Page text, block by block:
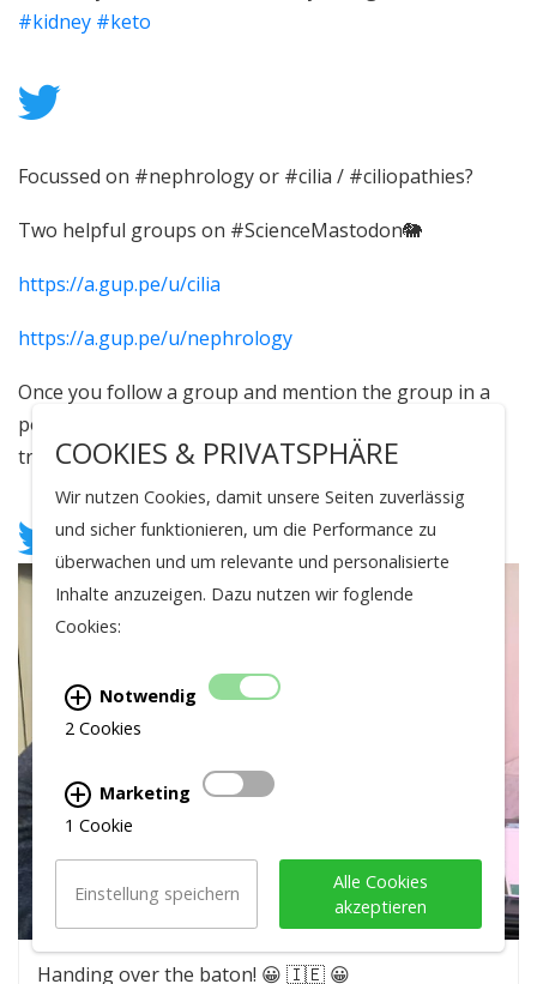
#kidney #keto
Focussed on #nephrology or #cilia / #ciliopathies?
Two helpful groups on #ScienceMastodon🐘
https://a.gup.pe/u/cilia
https://a.gup.pe/u/nephrology
Once you follow a group and mention the group in a
post, this will be shared with the entire group. A fast
track to being found & connect
Handing over the baton! 😀 🇮🇪 😀
COOKIES & PRIVATSPHÄRE
Wir nutzen Cookies, damit unsere Seiten zuverlässig
und sicher funktionieren, um die Performance zu
überwachen und um relevante und personalisierte
Inhalte anzuzeigen. Dazu nutzen wir foglende
Cookies:
Notwendig
2 Cookies
Marketing
1 Cookie
Einstellung speichern
Alle Cookies
akzeptieren